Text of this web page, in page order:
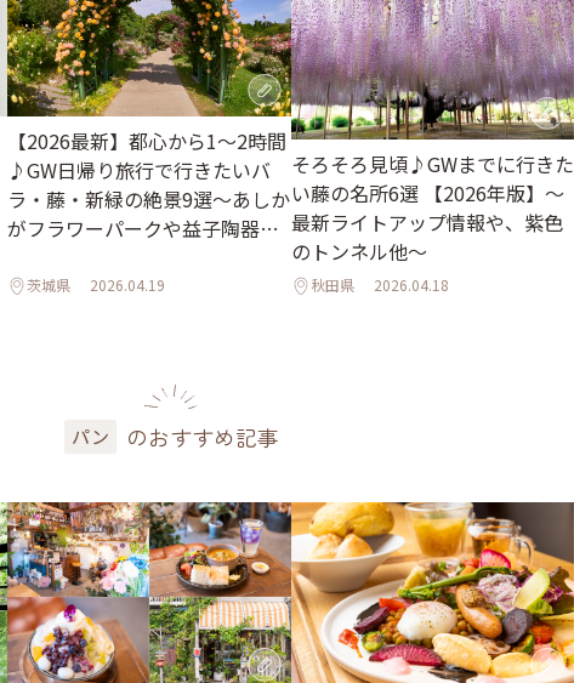
【2026最新】都心から1～2時間
♪GW日帰り旅行で行きたいバ
ラ・藤・新緑の絶景9選～あしか
がフラワーパークや益子陶器市
茨城県 2026.04.19
そろそろ見頃♪GWまでに行きた
い藤の名所6選 【2026年版】～
最新ライトアップ情報や、紫色
のトンネル他～
秋田県 2026.04.18
パン のおすすめ記事